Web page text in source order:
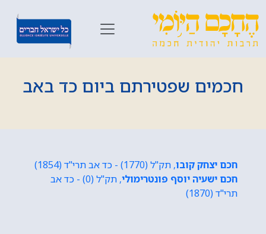
חכמים שפטירתם ביום כד באב
חכם יצחק קובו, תק"ל (1770) - כד אב תרי"ד (1854)
חכם ישעיה יוסף פונטרימולי
, תק"ל (0) - כד אב
תרי"ד (1870)